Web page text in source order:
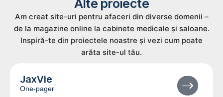
Alte proiecte
Am creat site-uri pentru afaceri din diverse domenii –
de la magazine online la cabinete medicale și saloane.
Inspiră-te din proiectele noastre și vezi cum poate
arăta site-ul tău.
JaxVie
One-pager